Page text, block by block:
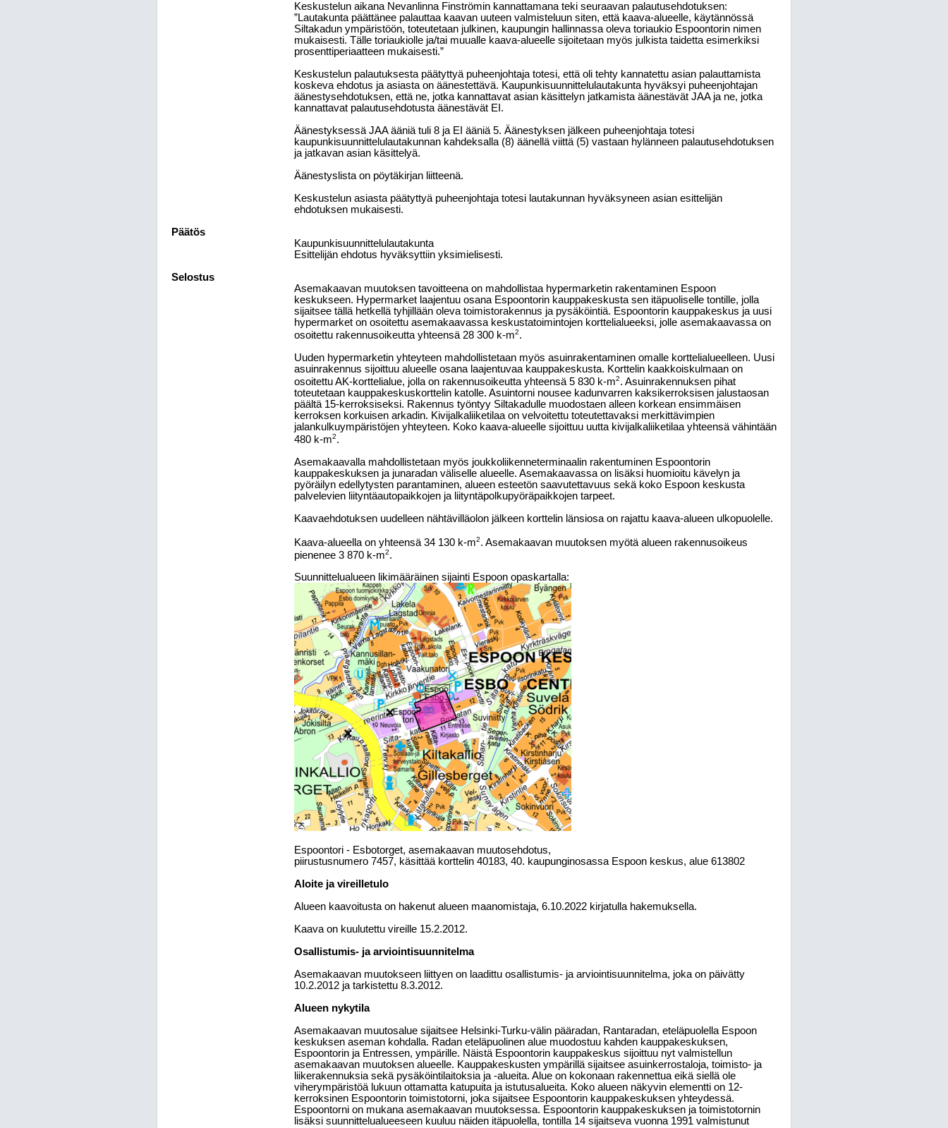
Keskustelun aikana Nevanlinna Finströmin kannattamana teki seuraavan palautusehdotuksen:
”Lautakunta päättänee palauttaa kaavan uuteen valmisteluun siten, että kaava-alueelle, käytännössä
Siltakadun ympäristöön, toteutetaan julkinen, kaupungin hallinnassa oleva toriaukio Espoontorin nimen
mukaisesti. Tälle toriaukiolle ja/tai muualle kaava-alueelle sijoitetaan myös julkista taidetta esimerkiksi
prosenttiperiaatteen mukaisesti.”
Keskustelun palautuksesta päätyttyä puheenjohtaja totesi, että oli tehty kannatettu asian palauttamista
koskeva ehdotus ja asiasta on äänestettävä. Kaupunkisuunnittelulautakunta hyväksyi puheenjohtajan
äänestysehdotuksen, että ne, jotka kannattavat asian käsittelyn jatkamista äänestävät JAA ja ne, jotka
kannattavat palautusehdotusta äänestävät EI.
Äänestyksessä JAA ääniä tuli 8 ja EI ääniä 5. Äänestyksen jälkeen puheenjohtaja totesi
kaupunkisuunnittelulautakunnan kahdeksalla (8) äänellä viittä (5) vastaan hylänneen palautusehdotuksen
ja jatkavan asian käsittelyä.
Äänestyslista on pöytäkirjan liitteenä.
Keskustelun asiasta päätyttyä puheenjohtaja totesi lautakunnan hyväksyneen asian esittelijän
ehdotuksen mukaisesti.
Päätös
Kaupunkisuunnittelulautakunta
Esittelijän ehdotus hyväksyttiin yksimielisesti.
Selostus
Asemakaavan muutoksen tavoitteena on mahdollistaa hypermarketin rakentaminen Espoon
keskukseen. Hypermarket laajentuu osana Espoontorin kauppakeskusta sen itäpuoliselle tontille, jolla
sijaitsee tällä hetkellä tyhjillään oleva toimistorakennus ja pysäköintiä. Espoontorin kauppakeskus ja uusi
hypermarket on osoitettu asemakaavassa keskustatoimintojen korttelialueeksi, jolle asemakaavassa on
osoitettu rakennusoikeutta yhteensä 28 300 k-m2.
Uuden hypermarketin yhteyteen mahdollistetaan myös asuinrakentaminen omalle korttelialueelleen. Uusi
asuinrakennus sijoittuu alueelle osana laajentuvaa kauppakeskusta. Korttelin kaakkoiskulmaan on
osoitettu AK-korttelialue, jolla on rakennusoikeutta yhteensä 5 830 k-m2. Asuinrakennuksen pihat
toteutetaan kauppakeskuskorttelin katolle. Asuintorni nousee kadunvarren kaksikerroksisen jalustaosan
päältä 15-kerroksiseksi. Rakennus työntyy Siltakadulle muodostaen alleen korkean ensimmäisen
kerroksen korkuisen arkadin. Kivijalkaliiketilaa on velvoitettu toteutettavaksi merkittävimpien
jalankulkuympäristöjen yhteyteen. Koko kaava-alueelle sijoittuu uutta kivijalkaliiketilaa yhteensä vähintään
480 k-m2.
Asemakaavalla mahdollistetaan myös joukkoliikenneterminaalin rakentuminen Espoontorin
kauppakeskuksen ja junaradan väliselle alueelle. Asemakaavassa on lisäksi huomioitu kävelyn ja
pyöräilyn edellytysten parantaminen, alueen esteetön saavutettavuus sekä koko Espoon keskusta
palvelevien liityntäautopaikkojen ja liityntäpolkupyöräpaikkojen tarpeet.
Kaavaehdotuksen uudelleen nähtävilläolon jälkeen korttelin länsiosa on rajattu kaava-alueen ulkopuolelle.
Kaava-alueella on yhteensä 34 130 k-m2. Asemakaavan muutoksen myötä alueen rakennusoikeus
pienenee 3 870 k-m2.
Suunnittelualueen likimääräinen sijainti Espoon opaskartalla:
Espoontori - Esbotorget, asemakaavan muutosehdotus,
piirustusnumero 7457, käsittää korttelin 40183, 40. kaupunginosassa Espoon keskus, alue 613802
Aloite ja vireilletulo
Alueen kaavoitusta on hakenut alueen maanomistaja, 6.10.2022 kirjatulla hakemuksella.
Kaava on kuulutettu vireille 15.2.2012.
Osallistumis- ja arviointisuunnitelma
Asemakaavan muutokseen liittyen on laadittu osallistumis- ja arviointisuunnitelma, joka on päivätty
10.2.2012 ja tarkistettu 8.3.2012.
Alueen nykytila
Asemakaavan muutosalue sijaitsee Helsinki-Turku-välin pääradan, Rantaradan, eteläpuolella Espoon
keskuksen aseman kohdalla. Radan eteläpuolinen alue muodostuu kahden kauppakeskuksen,
Espoontorin ja Entressen, ympärille. Näistä Espoontorin kauppakeskus sijoittuu nyt valmistellun
asemakaavan muutoksen alueelle. Kauppakeskusten ympärillä sijaitsee asuinkerrostaloja, toimisto- ja
liikerakennuksia sekä pysäköintilaitoksia ja -alueita. Alue on kokonaan rakennettua eikä siellä ole
viherympäristöä lukuun ottamatta katupuita ja istutusalueita. Koko alueen näkyvin elementti on 12-
kerroksinen Espoontorin toimistotorni, joka sijaitsee Espoontorin kauppakeskuksen yhteydessä.
Espoontorni on mukana asemakaavan muutoksessa. Espoontorin kauppakeskuksen ja toimistotornin
lisäksi suunnittelualueeseen kuuluu näiden itäpuolella, tontilla 14 sijaitseva vuonna 1991 valmistunut